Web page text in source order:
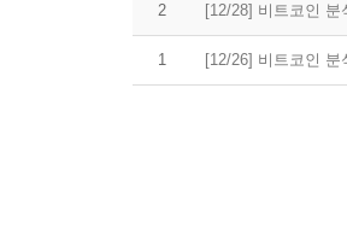
2 [12/28] 비트코인
1 [12/26] 비트코인